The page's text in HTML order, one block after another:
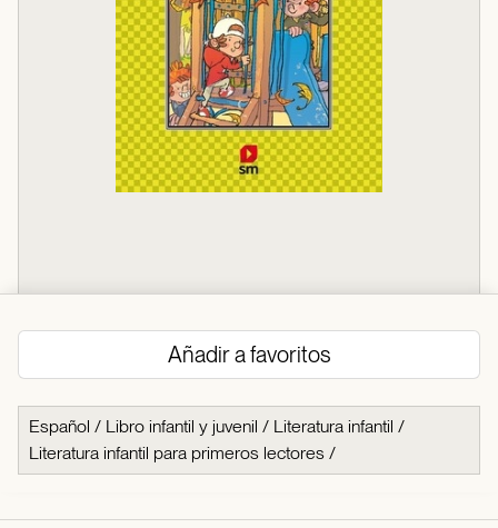
Añadir a favoritos
Español / Libro infantil y juvenil / Literatura infantil /
Literatura infantil para primeros lectores /